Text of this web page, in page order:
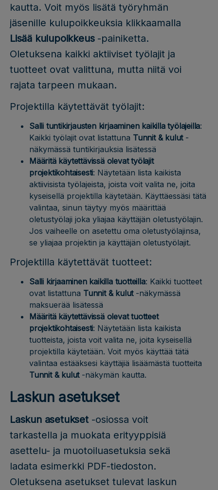
kautta. Voit myös lisätä työryhmän
jäsenille kulupoikkeuksia klikkaamalla
Lisää kulupoikkeus-painiketta.
Oletuksena kaikki aktiiviset työlajit ja
tuotteet ovat valittuna, mutta niitä voi
rajata tarpeen mukaan.
Projektilla käytettävät työlajit:
Salli tuntikirjausten kirjaaminen kaikilla työlajeilla:
Kaikki työlajit ovat listattuna Tunnit & kulut-
näkymässä tuntikirjauksia lisätessä
Määritä käytettävissä olevat työlajit
projektikohtaisesti: Näytetään lista kaikista
aktiivisista työlajeista, joista voit valita ne, joita
kyseisellä projektilla käytetään. Käyttäessäsi tätä
valintaa, sinun täytyy myös määrittää
oletustyölaji joka yliajaa käyttäjän oletustyölajin.
Jos vaiheelle on asetettu oma oletustyölajinsa,
se yliajaa projektin ja käyttäjän oletustyölajit.
Projektilla käytettävät tuotteet:
Salli kirjaaminen kaikilla tuotteilla: Kaikki tuotteet
ovat listattuna Tunnit & kulut-näkymässä
maksuerää lisätessä
Määritä käytettävissä olevat tuotteet
projektikohtaisesti: Näytetään lista kaikista
tuotteista, joista voit valita ne, joita kyseisellä
projektilla käytetään. Voit myös käyttää tätä
valintaa estääksesi käyttäjiä lisäämästä tuotteita
Tunnit & kulut-näkymän kautta.
Laskun asetukset
Laskun asetukset-osiossa voit
tarkastella ja muokata erityyppisiä
asettelu- ja muotoiluasetuksia sekä
ladata esimerkki PDF-tiedoston.
Oletuksena asetukset tulevat laskun